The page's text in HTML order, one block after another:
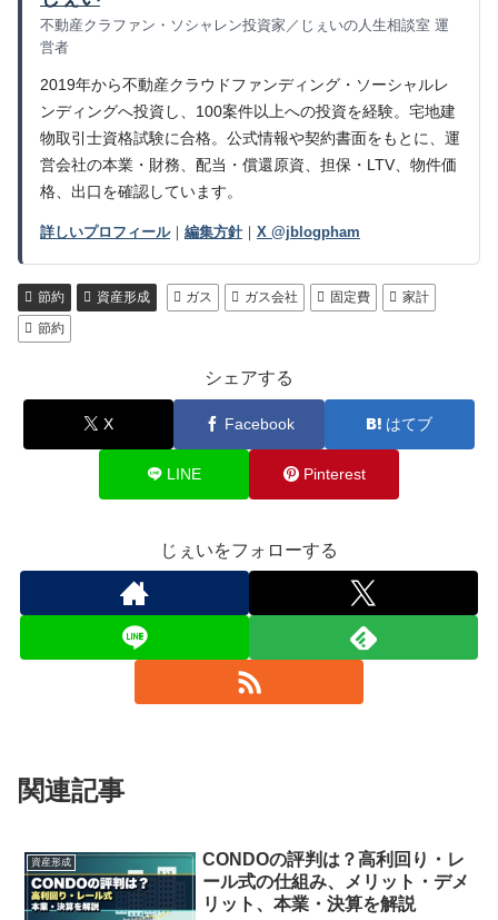
不動産クラファン・ソシャレン投資家／じぇいの人生相談室 運
営者
2019年から不動産クラウドファンディング・ソーシャルレ
ンディングへ投資し、100案件以上への投資を経験。宅地建
物取引士資格試験に合格。公式情報や契約書面をもとに、運
営会社の本業・財務、配当・償還原資、担保・LTV、物件価
格、出口を確認しています。
詳しいプロフィール｜ 編集方針 ｜ X @jblogpham
節約 資産形成 ガス ガス会社 固定費
家計
節約
シェアする
X Facebook はてブ
LINE Pinterest
じぇいをフォローする
関連記事
資産形成
CONDOの評判は？高利回り・レ
ール式の仕組み、メリット・デメ
リット、本業・決算を解説